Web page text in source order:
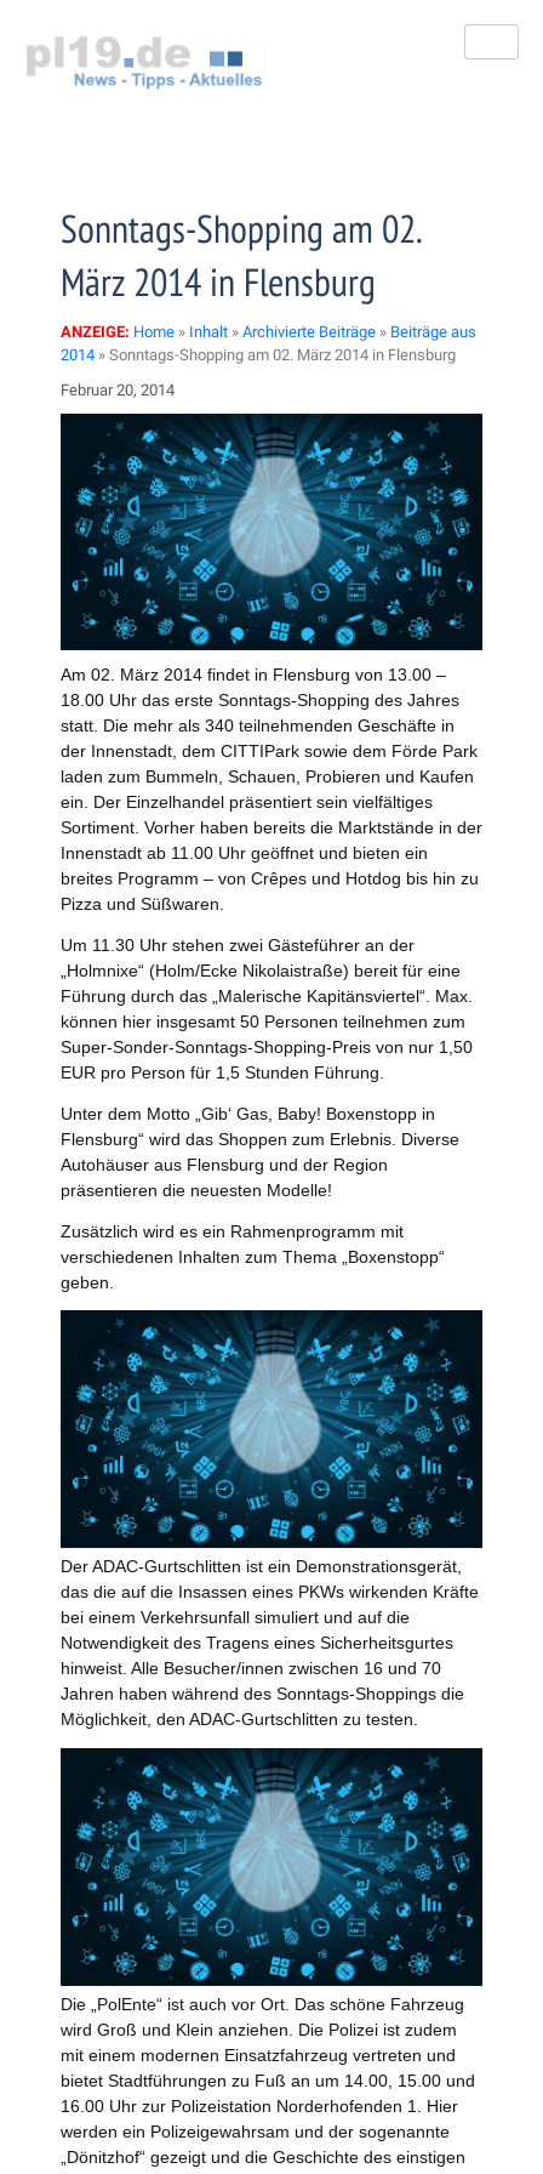
springen
Sonntags-Shopping am 02.
März 2014 in Flensburg
ANZEIGE: Home » Inhalt » Archivierte Beiträge » Beiträge aus
2014 » Sonntags-Shopping am 02. März 2014 in Flensburg
Februar 20, 2014
Am 02. März 2014 findet in Flensburg von 13.00 –
18.00 Uhr das erste Sonntags-Shopping des Jahres
statt. Die mehr als 340 teilnehmenden Geschäfte in
der Innenstadt, dem CITTIPark sowie dem Förde Park
laden zum Bummeln, Schauen, Probieren und Kaufen
ein. Der Einzelhandel präsentiert sein vielfältiges
Sortiment. Vorher haben bereits die Marktstände in der
Innenstadt ab 11.00 Uhr geöffnet und bieten ein
breites Programm – von Crêpes und Hotdog bis hin zu
Pizza und Süßwaren.
Um 11.30 Uhr stehen zwei Gästeführer an der
„Holmnixe“ (Holm/Ecke Nikolaistraße) bereit für eine
Führung durch das „Malerische Kapitänsviertel“. Max.
können hier insgesamt 50 Personen teilnehmen zum
Super-Sonder-Sonntags-Shopping-Preis von nur 1,50
EUR pro Person für 1,5 Stunden Führung.
Unter dem Motto „Gib‘ Gas, Baby! Boxenstopp in
Flensburg“ wird das Shoppen zum Erlebnis. Diverse
Autohäuser aus Flensburg und der Region
präsentieren die neuesten Modelle!
Zusätzlich wird es ein Rahmenprogramm mit
verschiedenen Inhalten zum Thema „Boxenstopp“
geben.
Der ADAC-Gurtschlitten ist ein Demonstrationsgerät,
das die auf die Insassen eines PKWs wirkenden Kräfte
bei einem Verkehrsunfall simuliert und auf die
Notwendigkeit des Tragens eines Sicherheitsgurtes
hinweist. Alle Besucher/innen zwischen 16 und 70
Jahren haben während des Sonntags-Shoppings die
Möglichkeit, den ADAC-Gurtschlitten zu testen.
Die „PolEnte“ ist auch vor Ort. Das schöne Fahrzeug
wird Groß und Klein anziehen. Die Polizei ist zudem
mit einem modernen Einsatzfahrzeug vertreten und
bietet Stadtführungen zu Fuß an um 14.00, 15.00 und
16.00 Uhr zur Polizeistation Norderhofenden 1. Hier
werden ein Polizeigewahrsam und der sogenannte
„Dönitzhof“ gezeigt und die Geschichte des einstigen